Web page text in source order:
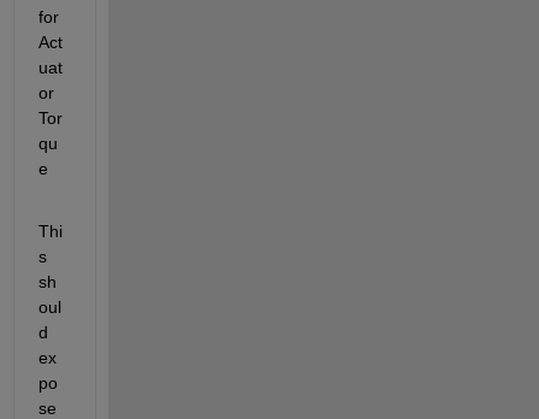
for
Act
uat
or
Tor
qu
e
Thi
s
sh
oul
d
ex
po
se